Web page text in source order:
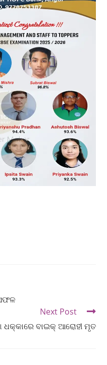
Next Post
ଧକ୍‌କାରେ ବାଇକ୍ ଆରୋହୀ ମୃତ